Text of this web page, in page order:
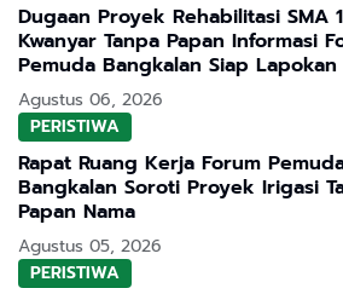
Dugaan Proyek Rehabilitasi SMA 1
Kwanyar Tanpa Papan Informasi
Pemuda Bangkalan Siap Lapokan
Agustus 06, 2026
PERISTIWA
Rapat Ruang Kerja Forum
Bangkalan Soroti Proyek Irigasi
Papan Nama
Agustus 05, 2026
PERISTIWA